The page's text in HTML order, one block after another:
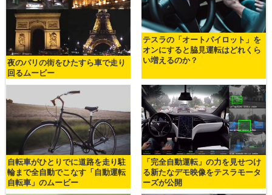
夜のパリの街をひたすら車で走り
回るムービー
テスラの「オートパイロット」を
オンにすると脇見運転はどれくら
い増えるのか？
自転車がひとりでに道路を走り駐
輪まで全自動でこなす「自動運転
自転車」のムービー
「完全自動運転」の力を見せつけ
る新たなデモ映像をテスラモータ
ーズが公開